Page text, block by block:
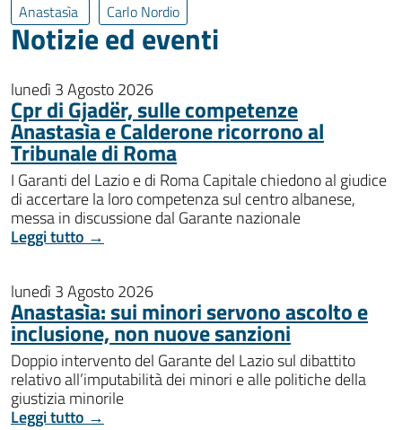
Anastasìa
Carlo Nordio
Notizie ed eventi
lunedì 3 Agosto 2026
Cpr di Gjadër, sulle competenze
Anastasìa e Calderone ricorrono al
Tribunale di Roma
I Garanti del Lazio e di Roma Capitale chiedono al giudice
di accertare la loro competenza sul centro albanese,
messa in discussione dal Garante nazionale
Leggi tutto →
lunedì 3 Agosto 2026
Anastasìa: sui minori servono ascolto e
inclusione, non nuove sanzioni
Doppio intervento del Garante del Lazio sul dibattito
relativo all’imputabilità dei minori e alle politiche della
giustizia minorile
Leggi tutto →